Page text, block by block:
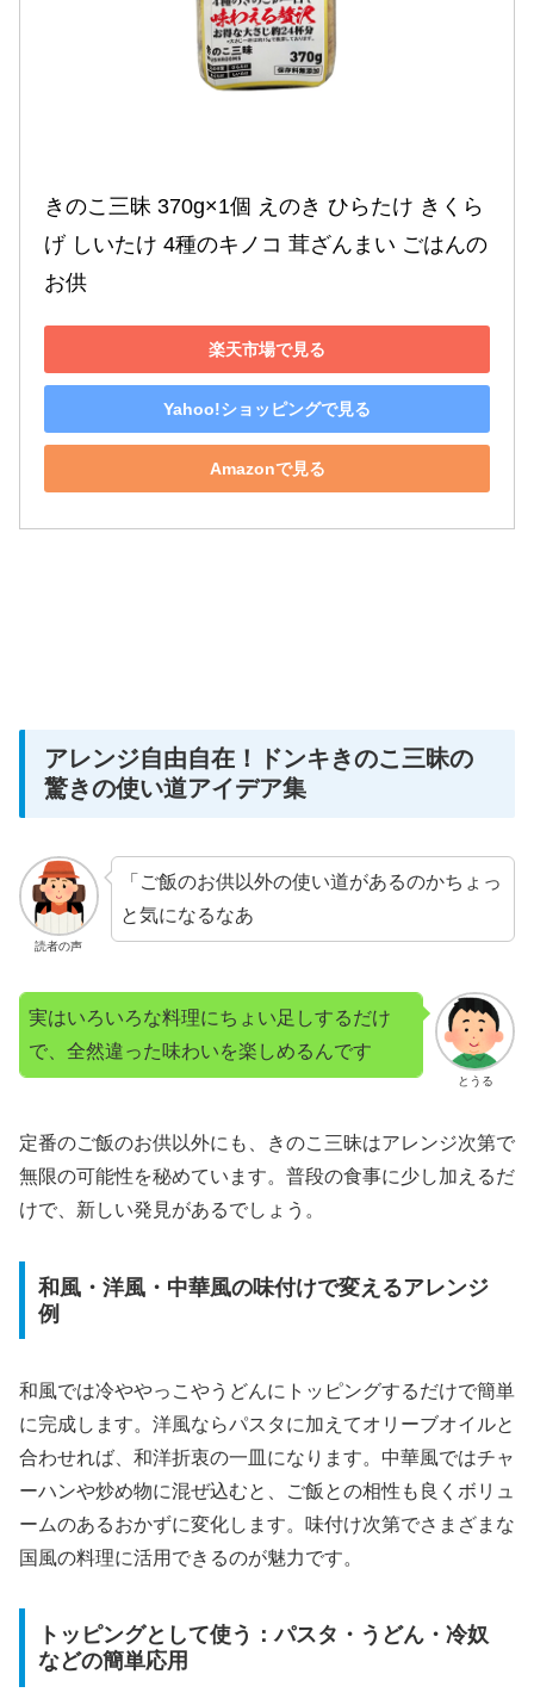
きのこ三昧 370g×1個 えのき ひらたけ きくら
げ しいたけ 4種のキノコ 茸ざんまい ごはんの
お供
楽天市場で見る
Yahoo!ショッピングで見る
Amazonで見る
アレンジ自由自在！ドンキきのこ三昧の
驚きの使い道アイデア集
読者の声
「ご飯のお供以外の使い道があるのかちょっ
と気になるなあ
とうる
実はいろいろな料理にちょい足しするだけ
で、全然違った味わいを楽しめるんです
定番のご飯のお供以外にも、きのこ三昧はアレンジ次第で
無限の可能性を秘めています。普段の食事に少し加えるだ
けで、新しい発見があるでしょう。
和風・洋風・中華風の味付けで変えるアレンジ
例
和風では冷ややっこやうどんにトッピングするだけで簡単
に完成します。洋風ならパスタに加えてオリーブオイルと
合わせれば、和洋折衷の一皿になります。中華風ではチャ
ーハンや炒め物に混ぜ込むと、ご飯との相性も良くボリュ
ームのあるおかずに変化します。味付け次第でさまざまな
国風の料理に活用できるのが魅力です。
トッピングとして使う：パスタ・うどん・冷奴
などの簡単応用